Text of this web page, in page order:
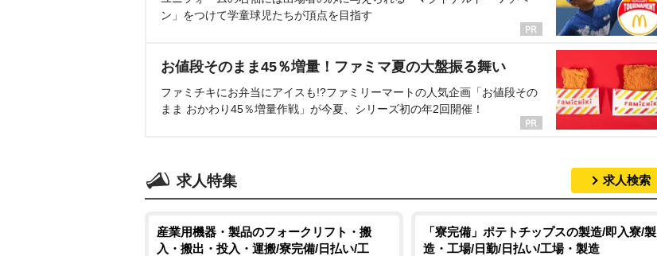
ン」をつけて学童球児たちが頂点を目指す
お値段そのまま45％増量！ファミマ夏の大盤振る舞い
ファミチキにお弁当にアイスも!?ファミリーマートの人気企画「お値段その
まま おかわり45％増量作戦」が今夏、シリーズ初の年2回開催！
求人特集 求人検索
産業用機器・製品のフォークリフト・搬
入・搬出・投入・運搬/寮完備/日払い/工
「寮完備」ポテトチップスの製造/即入寮/製
造・工場/日勤/日払い/工場・製造